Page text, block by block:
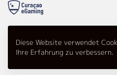
Diese Website verwendet
Ihre Erfahrung zu verbessern.
© 2026 boeke-
vorbehalten.